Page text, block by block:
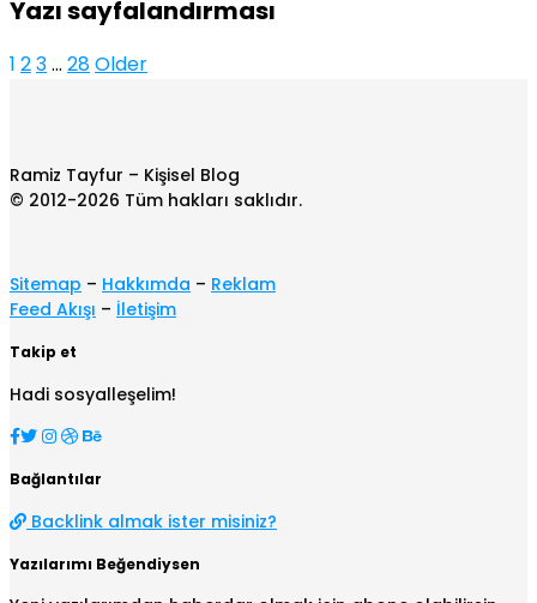
Yazı sayfalandırması
1 23… 28Older
Ramiz Tayfur – Kişisel Blog
© 2012-2026 Tüm hakları saklıdır.
Sitemap – Hakkımda – Reklam
Feed Akışı – İletişim
Takip et
Hadi sosyalleşelim!
Bağlantılar
Backlink almak ister misiniz?
Yazılarımı Beğendiysen